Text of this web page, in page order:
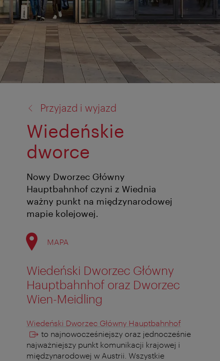
Przyjazd i wyjazd
Wiedeńskie
dworce
Nowy Dworzec Główny
Hauptbahnhof czyni z Wiednia
ważny punkt na międzynarodowej
mapie kolejowej.
MAPA
Wiedeński Dworzec Główny
Hauptbahnhof oraz Dworzec
Wien-Meidling
Wiedeński Dworzec Główny Hauptbahnhof
to najnowocześniejszy oraz jednocześnie
najważniejszy punkt komunikacji krajowej i
międzynarodowej w Austrii. Wszystkie